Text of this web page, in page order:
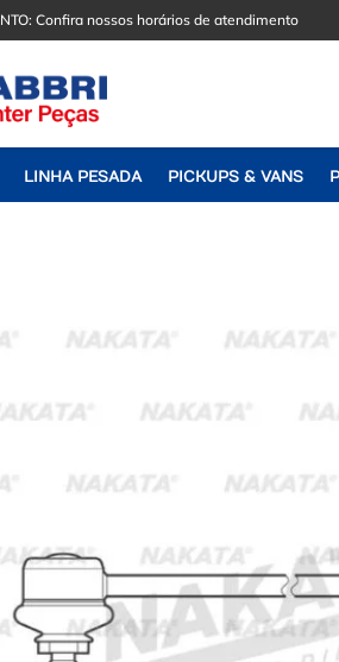
Confira nossos horários de atendimento
LINHA PESADA PICKUPS & VANS